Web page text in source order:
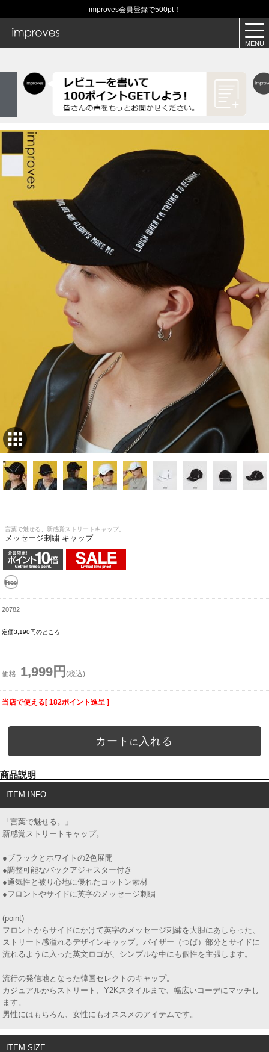
improves会員登録で500pt！
言葉で魅せる、新感覚ストリートキャップ。
メッセージ刺繍 キャップ
20782
定価3,190円のところ
価格 1,999円 (税込)
当店で使える[ 182ポイント進呈 ]
カート に 入れる
商品説明
ITEM INFO
「言葉で魅せる。」
新感覚ストリートキャップ。
●ブラックとホワイトの2色展開
●調整可能なバックアジャスター付き
●通気性と被り心地に優れたコットン素材
●フロントやサイドに英字のメッセージ刺繍
(point)
フロントからサイドにかけて英字のメッセージ刺繍を大胆にあしらった、
ストリート感溢れるデザインキャップ。バイザー（つば）部分とサイドに
流れるように入った英文ロゴが、シンプルな中にも個性を主張します。
流行の発信地となった韓国セレクトのキャップ。
カジュアルからストリート、Y2Kスタイルまで、幅広いコーデにマッチし
ます。
男性にはもちろん、女性にもオススメのアイテムです。
ITEM SIZE